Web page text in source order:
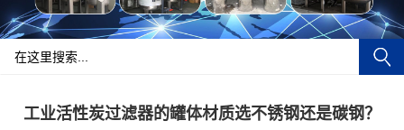
工业活性炭过滤器的罐体材质选不锈钢还是碳钢？